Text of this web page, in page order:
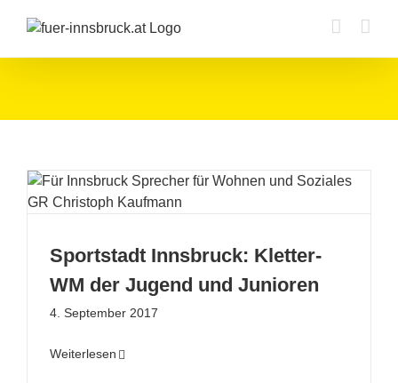
Inhalt
Sportstadt Innsbruck: Kletter-
WM der Jugend und Junioren
4. September 2017
Weiterlesen